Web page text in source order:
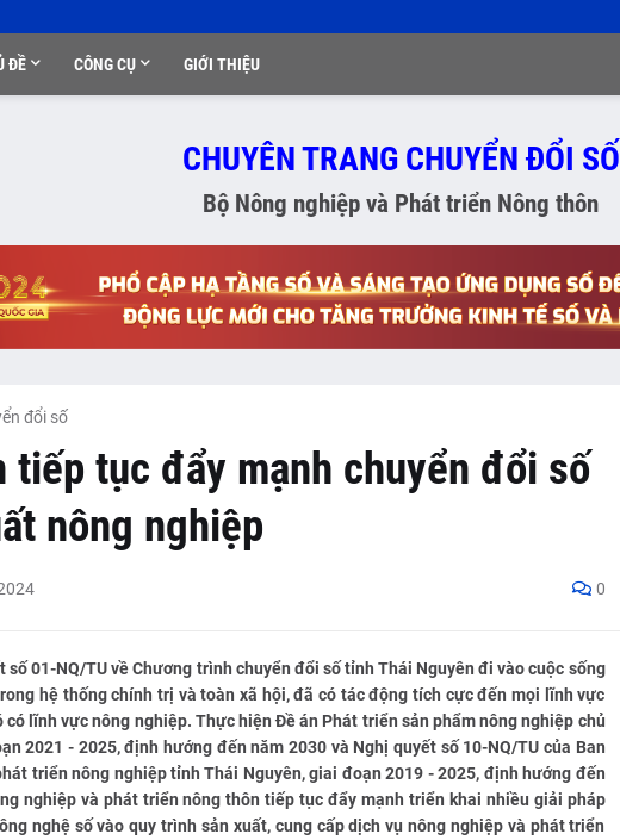
ĐỀ CÔNG CỤ GIỚI THIỆU
CHUYÊN TRANG CHUYỂN ĐỔI SỐ
Bộ Nông nghiệp và Phát triển Nông thôn
đổi số
tiếp tục đẩy mạnh chuyển đổi số
nông nghiệp
0
số 01-NQ/TU về Chương trình chuyển đổi số tỉnh Thái Nguyên đi vào cuộc sống
hệ thống chính trị và toàn xã hội, đã có tác động tích cực đến mọi lĩnh vực
lĩnh vực nông nghiệp. Thực hiện Đề án Phát triển sản phẩm nông nghiệp chủ
2021 - 2025, định hướng đến năm 2030 và Nghị quyết số 10-NQ/TU của Ban
triển nông nghiệp tỉnh Thái Nguyên, giai đoạn 2019 - 2025, định hướng đến
nghiệp và phát triển nông thôn tiếp tục đẩy mạnh triển khai nhiều giải pháp
nghệ số vào quy trình sản xuất, cung cấp dịch vụ nông nghiệp và phát triển